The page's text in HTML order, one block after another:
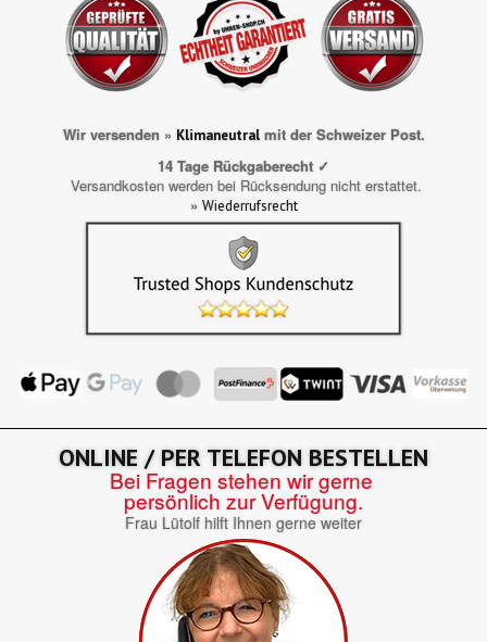
Wir versenden » Klimaneutralmit der Schweizer Post.
14 Tage Rückgaberecht ✓
Versandkosten werden bei Rücksendung nicht erstattet.
» Wiederrufsrecht
ONLINE / PER TELEFON BESTELLEN
Bei Fragen stehen wir gerne
persönlich zur Verfügung.
Frau Lütolf hilft Ihnen gerne weiter